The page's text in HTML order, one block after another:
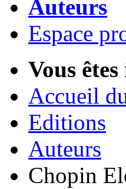
Auteurs
Espace
Vous
Accueil
Editions
Auteurs
Chopin